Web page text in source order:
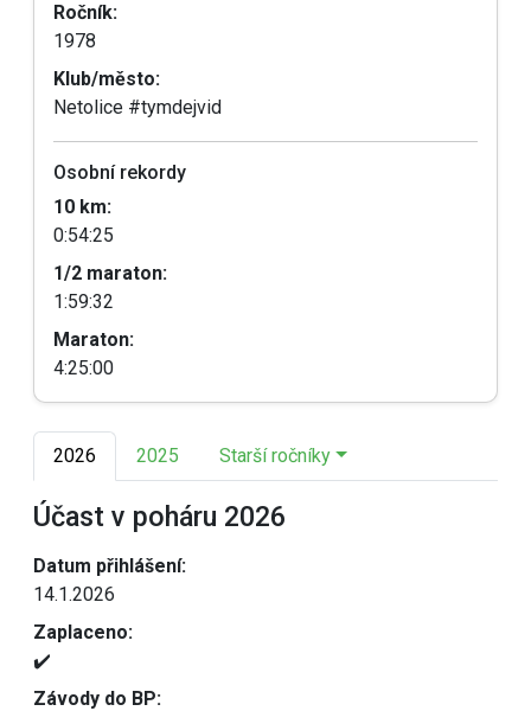
Ročník:
1978
Klub/město:
Netolice #tymdejvid
Osobní rekordy
10 km:
0:54:25
1/2 maraton:
1:59:32
Maraton:
4:25:00
2026 2025 Starší ročníky
Účast v poháru 2026
Datum přihlášení:
14.1.2026
Zaplaceno:
✔️
Závody do BP: